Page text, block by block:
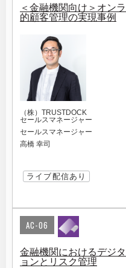
＜金融機関向け＞オン
的顧客管理の実現事例
（株）TRUSTDOCK
セールスマネージャー
セールスマネージャー
高橋 幸司
ライブ配信あり
AC-06
金融機関におけるデジ
ョンとリスク管理